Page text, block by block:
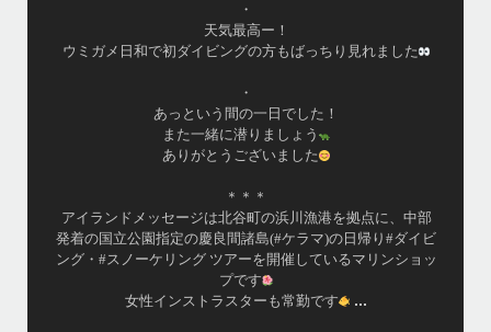
・
天気最高ー！
ウミガメ日和で初ダイビングの方もばっちり見れました
・
あっという間の一日でした！
また一緒に潜りましょう
ありがとうございました
＊＊＊
アイランドメッセージは北谷町の浜川漁港を拠点に、中部
発着の国立公園指定の慶良間諸島(#ケラマ)の日帰り#ダイビ
ング・#スノーケリング ツアーを開催しているマリンショッ
プです
女性インストラスターも常勤です
...